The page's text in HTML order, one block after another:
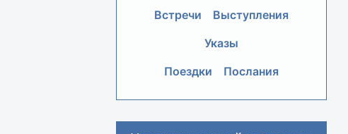
Встречи
Выступления
Указы
Поездки
Послания